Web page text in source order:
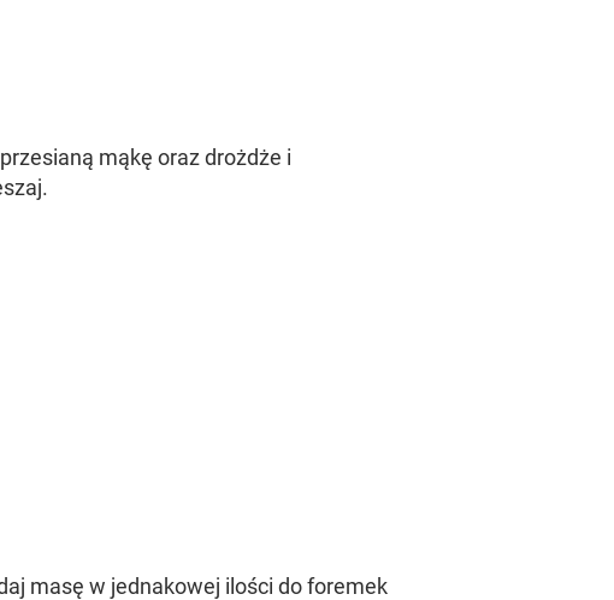
mąkę oraz drożdże i
masę w jednakowej ilości do foremek